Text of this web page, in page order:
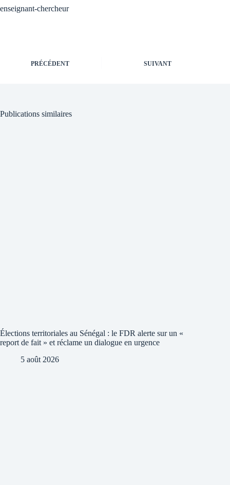
enseignant-chercheur
PRÉCÉDENT SUIVANT
Publications similaires
Élections territoriales au Sénégal : le FDR alerte sur un «
report de fait » et réclame un dialogue en urgence
5 août 2026